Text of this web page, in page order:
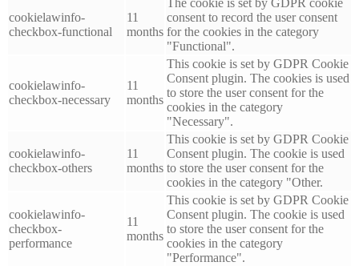
cookielawinfo-
checkbox-functional
11
months
The cookie is set by GDPR cookie
consent to record the user consent
for the cookies in the category
"Functional".
cookielawinfo-
checkbox-necessary
11
months
This cookie is set by GDPR Cookie
Consent plugin. The cookies is used
to store the user consent for the
cookies in the category
"Necessary".
cookielawinfo-
checkbox-others
11
months
This cookie is set by GDPR Cookie
Consent plugin. The cookie is used
to store the user consent for the
cookies in the category "Other.
cookielawinfo-
checkbox-
performance
11
months
This cookie is set by GDPR Cookie
Consent plugin. The cookie is used
to store the user consent for the
cookies in the category
"Performance".